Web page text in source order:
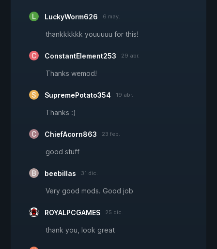
LuckyWorm626 6 may.
thankkkkkk youuuuu for this!
ConstantElement253 29 abr.
Thanks wemod!
SupremePotato354 19 abr.
Thanks :)
ChiefAcorn863 23 feb.
good stuff
beebillas 31 dic.
Very good mods. Good job
ROYALPCGAMES 25 dic.
thank you, look great